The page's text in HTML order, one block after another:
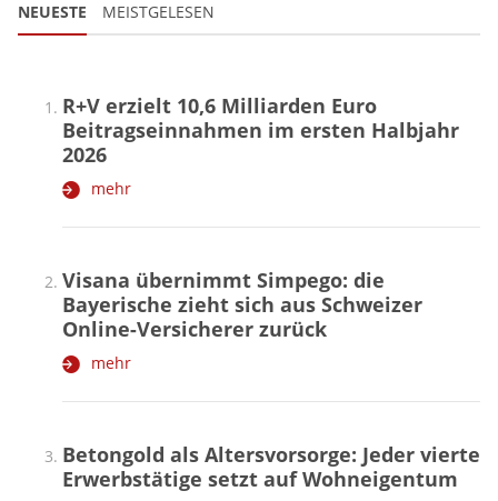
NEUESTE MEISTGELESEN
R+V erzielt 10,6 Milliarden Euro
Beitragseinnahmen im ersten Halbjahr
2026
mehr
Visana übernimmt Simpego: die
Bayerische zieht sich aus Schweizer
Online-Versicherer zurück
mehr
Betongold als Altersvorsorge: Jeder vierte
Erwerbstätige setzt auf Wohneigentum